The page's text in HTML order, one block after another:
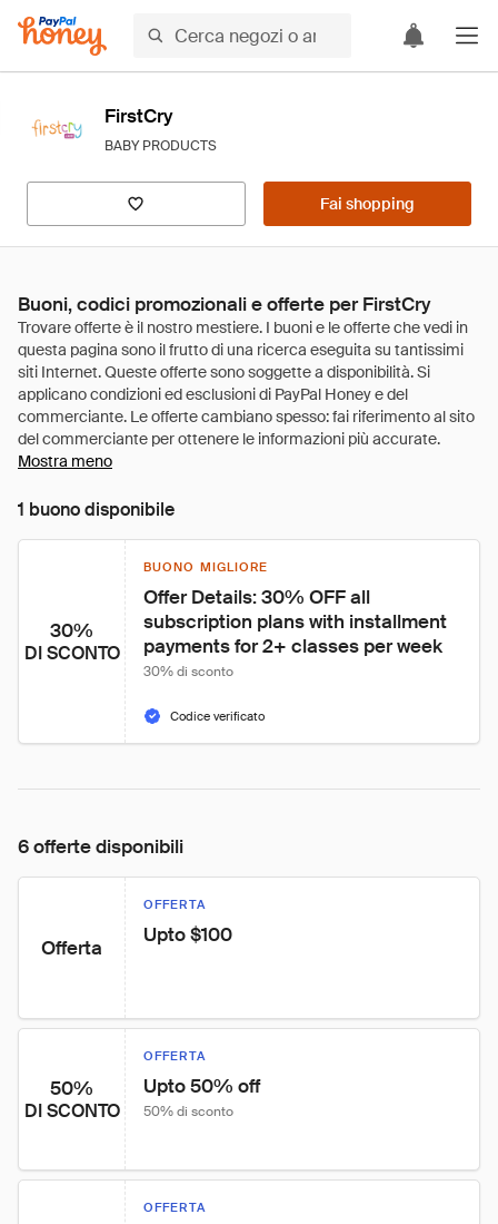
FirstCry
BABY PRODUCTS
Fai shopping
Buoni, codici promozionali e offerte per FirstCry
Mostra meno
1 buono disponibile
30%
DI SCONTO
BUONO MIGLIORE
Offer Details: 30% OFF all
subscription plans with installment
payments for 2+ classes per week
30% di sconto
Codice verificato
6 offerte disponibili
Offerta
OFFERTA
Upto $100
50%
DI SCONTO
OFFERTA
Upto 50% off
50% di sconto
OFFERTA